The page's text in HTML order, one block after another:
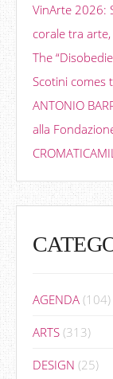
VinArte 2026:
corale tra
The
Scotini comes
ANTONIO
alla
AGENDA (104)
ARTS (313)
DESIGN (25)